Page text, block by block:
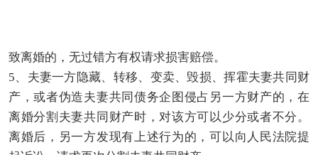
致离婚的，无过错方有权请求损害赔偿。
5、夫妻一方隐藏、转移、变卖、毁损、挥霍夫妻共同财
产，或者伪造夫妻共同债务企图侵占另一方财产的，在
离婚分割夫妻共同财产时，对该方可以少分或者不分。
离婚后，另一方发现有上述行为的，可以向人民法院提